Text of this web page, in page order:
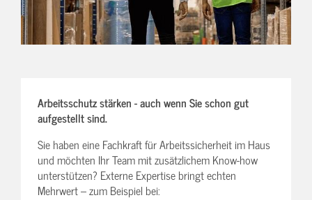
Arbeitsschutz stärken - auch wenn Sie schon gut
aufgestellt sind.
Sie haben eine Fachkraft für Arbeitssicherheit im Haus
und möchten Ihr Team mit zusätzlichem Know-how
unterstützen? Externe Expertise bringt echten
Mehrwert – zum Beispiel bei: